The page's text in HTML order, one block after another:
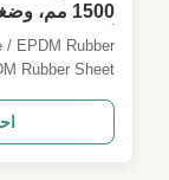
أوتوماتيكية PLC أو يدوية
/ EPDM Rubber
Rubber Sheet
quality EPDM
gaskets, and
system